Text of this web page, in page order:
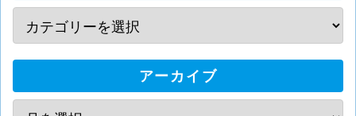
アーカイブ